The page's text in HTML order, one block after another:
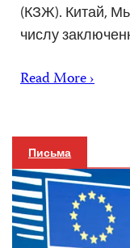
(КЗЖ). Китай,
числу
Read More ›
Письма